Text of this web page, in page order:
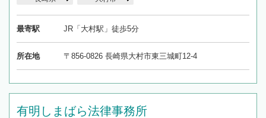
最寄駅 JR「大村駅」徒歩5分
所在地 〒856-0826 長崎県大村市東三城町12-4
有明しまばら法律事務所